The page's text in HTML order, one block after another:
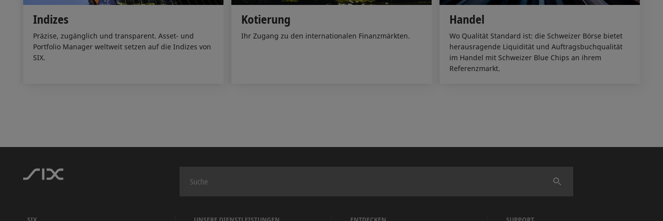
Indizes
Präzise, zugänglich und transparent. Asset- und
Portfolio Manager weltweit setzen auf die Indizes von
SIX.
Kotierung
Ihr Zugang zu den internationalen Finanzmärkten.
Handel
Wo Qualität Standard ist: die Schweizer Börse bietet
herausragende Liquidität und Auftragsbuchqualität
im Handel mit Schweizer Blue Chips an ihrem
Referenzmarkt.
Finden